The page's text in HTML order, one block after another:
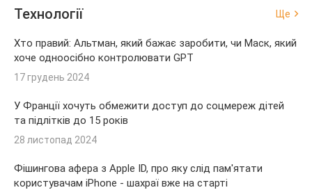
Технології Ще
Хто правий: Альтман, який бажає заробити, чи Маск, який
хоче одноосібно контролювати GPT
17 грудень 2024
У Франції хочуть обмежити доступ до соцмереж дітей
та підлітків до 15 років
28 листопад 2024
Фішингова афера з Apple ID, про яку слід пам'ятати
користувачам iPhone - шахраї вже на старті